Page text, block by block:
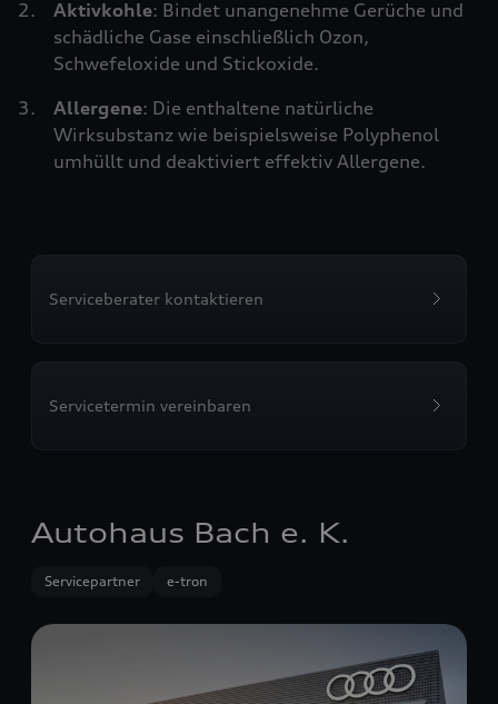
Aktivkohle: Bindet unangenehme Gerüche und
schädliche Gase einschließlich Ozon,
Schwefeloxide und Stickoxide.
Allergene: Die enthaltene natürliche
Wirksubstanz wie beispielsweise Polyphenol
umhüllt und deaktiviert effektiv Allergene.
Serviceberater kontaktieren
Servicetermin vereinbaren
Autohaus Bach e. K.
Servicepartner e-tron